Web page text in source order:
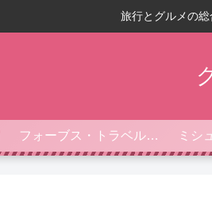
旅行とグルメの
フォーブス・トラベルガイド ミシ